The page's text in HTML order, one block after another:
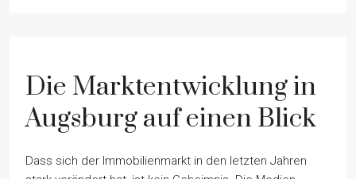
Die Marktentwicklung in
Augsburg auf einen Blick
Dass sich der Immobilienmarkt in den letzten Jahren